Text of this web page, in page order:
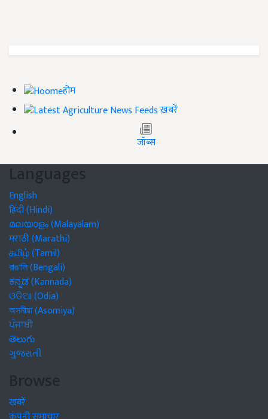
होम
ख़बरें
जॉब्स
Languages
English
हिंदी (Hindi)
മലയാളം (Malayalam)
मराठी (Marathi)
தமிழ் (Tamil)
বাঙালি (Bengali)
ಕನ್ನಡ (Kannada)
ଓଡିଆ (Odia)
অসমীয়া (Asomiya)
ਪੰਜਾਬੀ
తెలుగు
ગુજરાતી
Browse
खबरें